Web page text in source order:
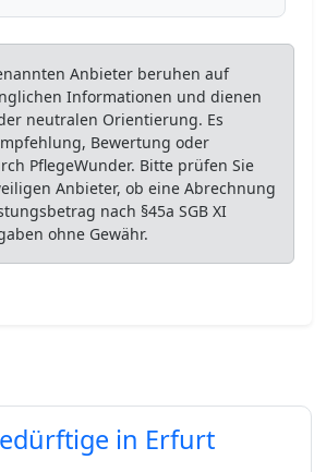
Anbieter beruhen auf
Informationen und dienen
neutralen Orientierung. Es
Bewertung oder
PflegeWunder. Bitte prüfen Sie
Anbieter, ob eine Abrechnung
nach §45a SGB XI
ohne Gewähr.
in Erfurt